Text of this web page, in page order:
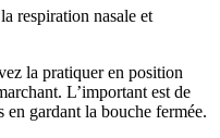
respiration nasale et
la pratiquer en position
L’important est de
gardant la bouche fermée.